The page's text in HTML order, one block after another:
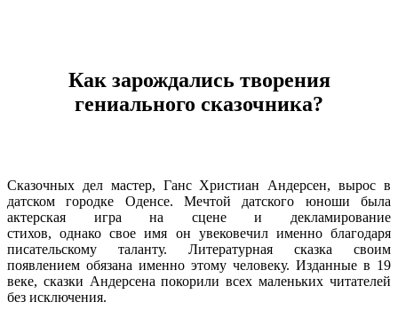
Как зарождались творения
гениального сказочника?
Сказочных дел мастер, Ганс Христиан Андерсен, вырос в
датском городке Оденсе. Мечтой датского юноши была
актерская игра на сцене и декламирование
стихов, однако свое имя он увековечил именно благодаря
писательскому таланту. Литературная сказка своим
появлением обязана именно этому человеку. Изданные в 19
веке, сказки Андерсена покорили всех маленьких читателей
без исключения.